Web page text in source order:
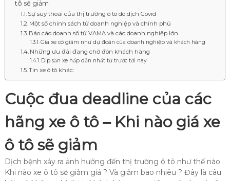
tô sẽ giảm
Sự suy thoái của thị trường ô tô do dịch Covid
Một số chính sách từ doanh nghiệp và chính phủ
Báo cáo doanh số từ VAMA và các doanh nghiệp lớn
Gía xe có giảm như dự đoán của doanh nghiệp và khách hàng
Những ưu đãi đang chờ đón khách hàng
Dịp săn xe hấp dẫn nhất từ trước tới nay
Tin xe ô tô khác:
Cuộc đua deadline của các
hãng xe ô tô – Khi nào giá xe
ô tô sẽ giảm
Dịch bệnh xảy ra ảnh hưởng đến thị trường ô tô như thế nào
Khi nào xe ô tô sẽ giảm giá ? Và giảm bao nhiêu ? Đây là câu